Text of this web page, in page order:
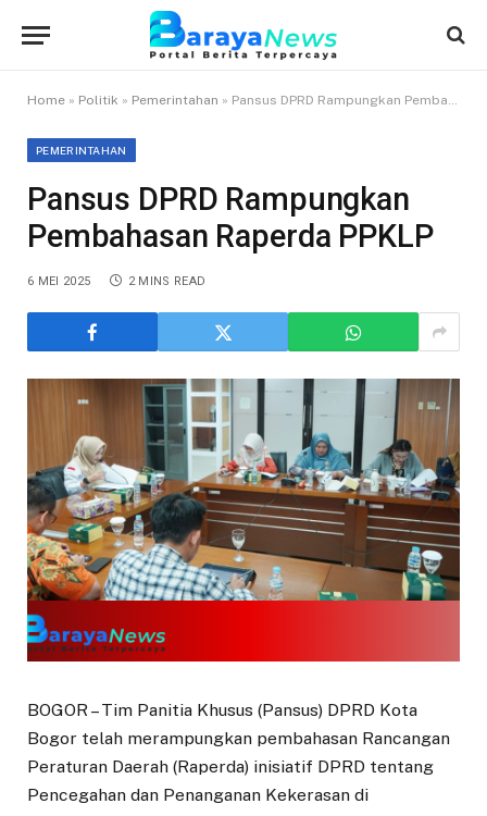
Home » Politik » Pemerintahan » Pansus DPRD Rampungkan Pembahasan Raperda PPKLP
PEMERINTAHAN
Pansus DPRD Rampungkan
Pembahasan Raperda PPKLP
6 MEI 2025 2 MINS READ
BOGOR – Tim Panitia Khusus (Pansus) DPRD Kota
Bogor telah merampungkan pembahasan Rancangan
Peraturan Daerah (Raperda) inisiatif DPRD tentang
Pencegahan dan Penanganan Kekerasan di